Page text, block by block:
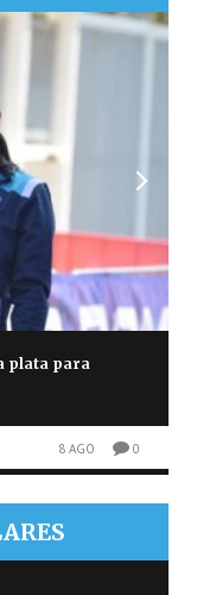
plata para
8 AGO 0